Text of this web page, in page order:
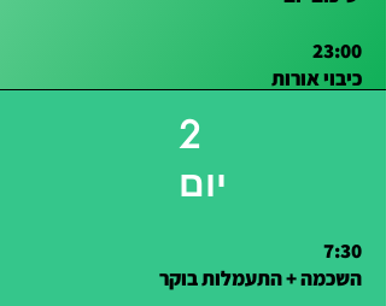
23:00
כיבוי אורות
2
יום
7:30
השכמה + התעמלות בוקר